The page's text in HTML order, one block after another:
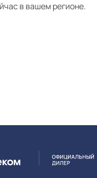
в вашем регионе.